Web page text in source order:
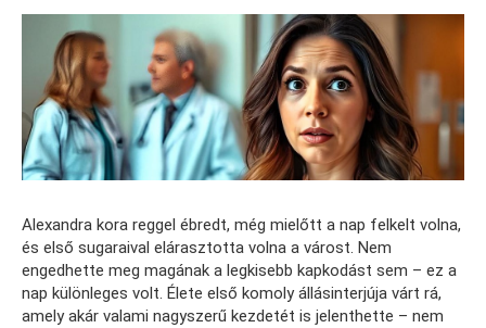
Alexandra kora reggel ébredt, még mielőtt a nap felkelt volna,
és első sugaraival elárasztotta volna a várost. Nem
engedhette meg magának a legkisebb kapkodást sem – ez a
nap különleges volt. Élete első komoly állásinterjúja várt rá,
amely akár valami nagyszerű kezdetét is jelenthette – nem